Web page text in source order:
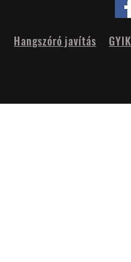
Hangszóró javítás GYIK